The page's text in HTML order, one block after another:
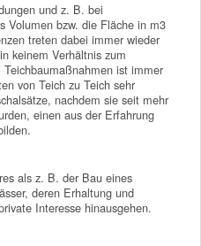
und z. B. bei
Volumen bzw. die Fläche in m3
treten dabei immer wieder
keinem Verhältnis zum
ist immer
von Teich zu Teich sehr
nachdem sie seit mehr
einen aus der Erfahrung
als z. B. der Bau eines
deren Erhaltung und
Interesse hinausgehen.